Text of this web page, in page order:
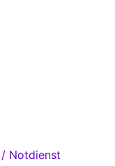
Notdienst